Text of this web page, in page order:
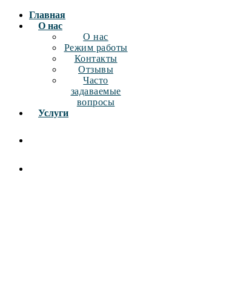
Главная
О нас
О нас
Режим работы
Контакты
Отзывы
Часто
задаваемые
вопросы
Услуги